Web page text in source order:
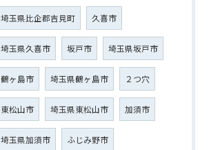
埼玉県比企郡吉見町 久喜市
埼玉県久喜市 坂戸市 埼玉県坂戸市
鶴ヶ島市 埼玉県鶴ヶ島市 ２つ穴
東松山市 埼玉県東松山市 加須市
埼玉県加須市 ふじみ野市